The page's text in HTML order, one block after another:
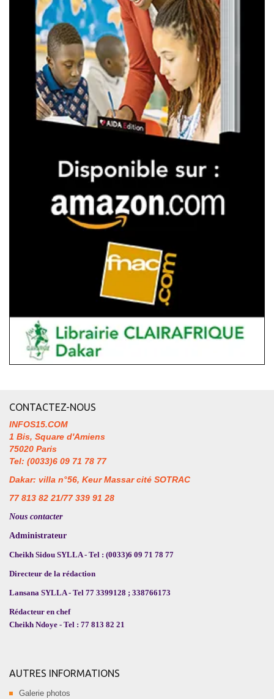
CONTACTEZ-NOUS
INFOS15.COM
1 Bis, Square d'Amiens
75020 Paris
Tel: (0033)6 09 71 78 77
Dakar: villa n°56, Keur Massar cité SOTRAC
77 813 82 21/77 339 91 28
Nous contacter
Administrateur
Cheikh Sidou SYLLA - Tel : (0033)6 09 71 78 77
Directeur de la rédaction
Lansana SYLLA - Tel 77 3399128 ; 338766173
Rédacteur en chef
Cheikh Ndoye - Tel : 77 813 82 21
AUTRES INFORMATIONS
Galerie photos